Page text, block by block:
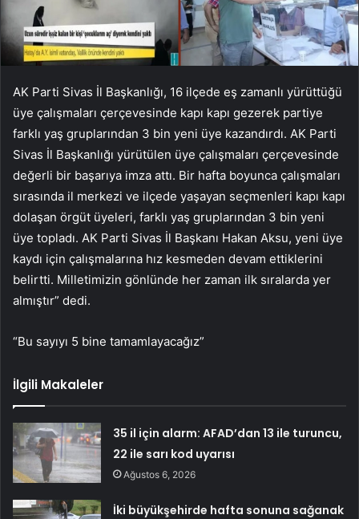
AK Parti Sivas İl Başkanlığı, 16 ilçede eş zamanlı yürüttüğü
üye çalışmaları çerçevesinde kapı kapı gezerek partiye
farklı yaş gruplarından 3 bin yeni üye kazandırdı. AK Parti
Sivas İl Başkanlığı yürütülen üye çalışmaları çerçevesinde
değerli bir başarıya imza attı. Bir hafta boyunca çalışmaları
sırasında il merkezi ve ilçede yaşayan seçmenleri kapı kapı
dolaşan örgüt üyeleri, farklı yaş gruplarından 3 bin yeni
üye topladı. AK Parti Sivas İl Başkanı Hakan Aksu, yeni üye
kaydı için çalışmalarına hız kesmeden devam ettiklerini
belirtti. Milletimizin gönlünde her zaman ilk sıralarda yer
almıştır” dedi.
“Bu sayıyı 5 bine tamamlayacağız”
İlgili Makaleler
35 il için alarm: AFAD’dan 13 ile turuncu,
22 ile sarı kod uyarısı
Ağustos 6, 2026
İki büyükşehirde hafta sonuna sağanak